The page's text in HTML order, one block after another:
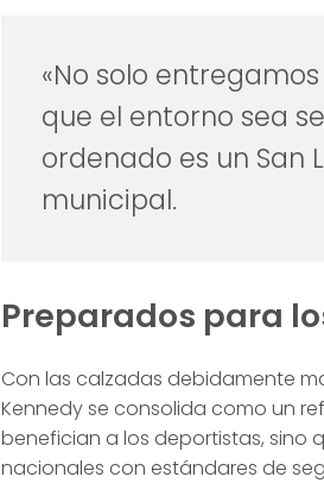
«No solo
que el entorno sea
ordenado es un San
municipal.
Preparados para
Con las calzadas debidamente
Kennedy se consolida como un
benefician a los deportistas, sino
nacionales con estándares de